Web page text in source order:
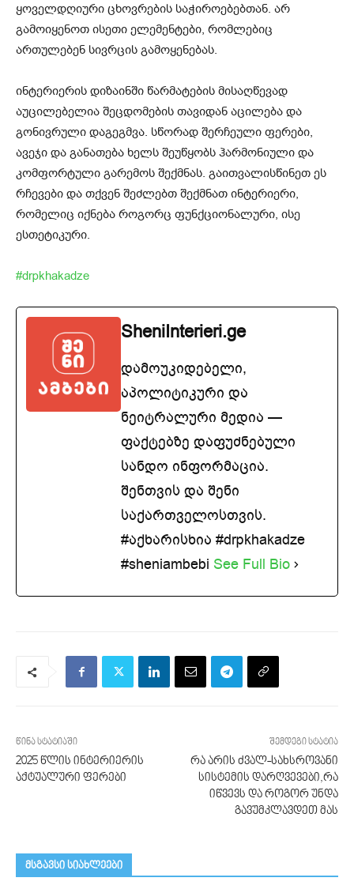
ყოველდღიური ცხოვრების საჭიროებებთან. არ
გამოიყენოთ ისეთი ელემენტები, რომლებიც
ართულებენ სივრცის გამოყენებას.
ინტერიერის დიზაინში წარმატების მისაღწევად
აუცილებელია შეცდომების თავიდან აცილება და
გონივრული დაგეგმვა. სწორად შერჩეული ფერები,
ავეჯი და განათება ხელს შეუწყობს ჰარმონიული და
კომფორტული გარემოს შექმნას. გაითვალისწინეთ ეს
რჩევები და თქვენ შეძლებთ შექმნათ ინტერიერი,
რომელიც იქნება როგორც ფუნქციონალური, ისე
ესთეტიკური.
#drpkhakadze
SheniInterieri.ge
დამოუკიდებელი,
აპოლიტიკური და
ნეიტრალური მედია —
ფაქტებზე დაფუძნებული
სანდო ინფორმაცია.
შენთვის და შენი
საქართველოსთვის.
#აქხარისხია #drpkhakadze
#sheniambebi See Full Bio
წინა სტატიაში
2025 წლის ინტერიერის
აქტუალური ფერები
შემდეგი სტატია
რა არის ძვალ-სახსროვანი
სისტემის დარღვევები,რა
იწვევს და როგორ უნდა
გავუმკლავდეთ მას
მსგავსი სიახლეები